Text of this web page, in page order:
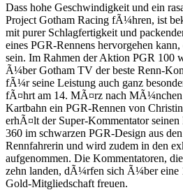
Dass hohe Geschwindigkeit und ein
Project Gotham Racing fÃ¼hren, ist
mit purer Schlagfertigkeit und
eines PGR-Rennens hervorgehen
sein. Im Rahmen der Aktion PGR 100
Ã¼ber Gotham TV der beste Renn-
fÃ¼r seine Leistung auch ganz
fÃ¤hrt am 14. MÃ¤rz nach MÃ¼nchen
Kartbahn ein PGR-Rennen von
erhÃ¤lt der Super-Kommentator
360 im schwarzen PGR-Design aus
Rennfahrerin und wird zudem in den
aufgenommen. Die Kommentatoren,
zehn landen, dÃ¼rfen sich Ã¼ber
Gold-Mitgliedschaft freuen.